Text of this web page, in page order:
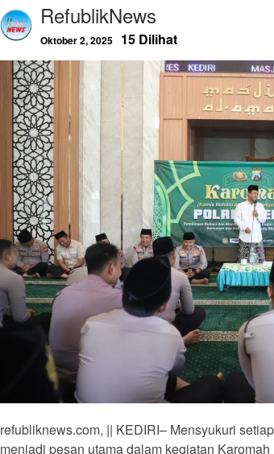
RefublikNews
Oktober 2, 2025 15 Dilihat
refubliknews.com, || KEDIRI– Mensyukuri
menjadi pesan utama dalam kegiatan